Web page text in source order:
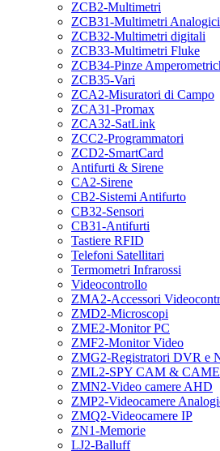
ZCB2-Multimetri
ZCB31-Multimetri Analogici
ZCB32-Multimetri digitali
ZCB33-Multimetri Fluke
ZCB34-Pinze
ZCB35-Vari
ZCA2-Misuratori di Campo
ZCA31-Promax
ZCA32-SatLink
ZCC2-Programmatori
ZCD2-SmartCard
Antifurti & Sirene
CA2-Sirene
CB2-Sistemi Antifurto
CB32-Sensori
CB31-Antifurti
Tastiere RFID
Telefoni Satellitari
Termometri Infrarossi
Videocontrollo
ZMA2-Accessori
ZMD2-Microscopi
ZME2-Monitor PC
ZMF2-Monitor Video
ZMG2-Registratori DVR e
ZML2-SPY CAM &
ZMN2-Video camere AHD
ZMP2-Videocamere
ZMQ2-Videocamere IP
ZN1-Memorie
LJ2-Balluff